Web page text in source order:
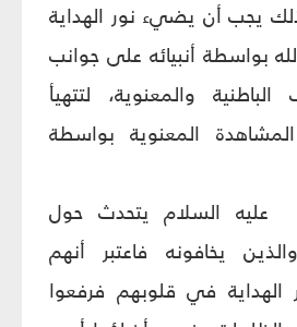
يجب أن يضيء نور الهداية
بواسطة أنبيائه على جوانب
الباطنية والمعنوية، لتتهيأ
المعنوية بواسطة
عليه السلام يتحدث حول
يخافونه فاعتبر أنهم
في قلوبهم فرفعوا